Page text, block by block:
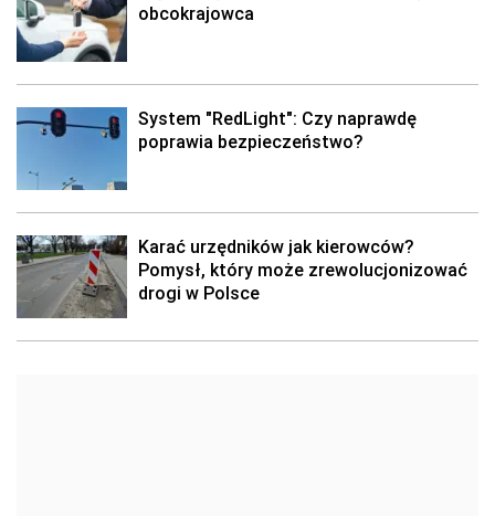
obcokrajowca
System "RedLight": Czy naprawdę
poprawia bezpieczeństwo?
Karać urzędników jak kierowców?
Pomysł, który może zrewolucjonizować
drogi w Polsce